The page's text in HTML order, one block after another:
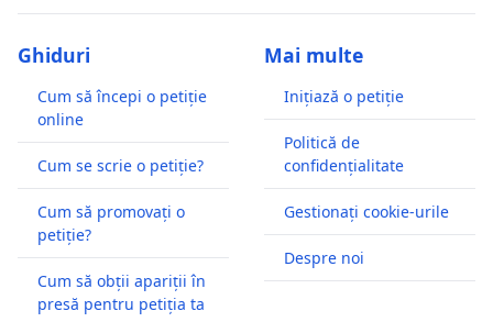
Ghiduri
Cum să începi o petiție
online
Cum se scrie o petiție?
Cum să promovați o
petiție?
Cum să obții apariții în
presă pentru petiția ta
Mai multe
Inițiază o petiție
Politică de
confidențialitate
Gestionați cookie-urile
Despre noi